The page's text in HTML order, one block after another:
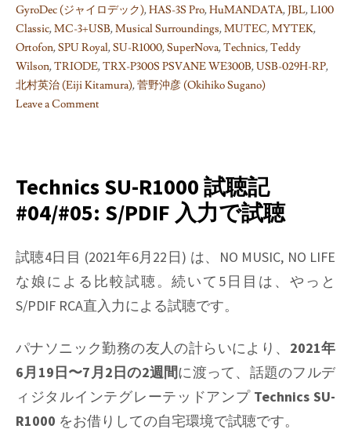
GyroDec (ジャイロデック),HAS-3S Pro,HuMANDATA,JBL,L100
Classic,MC-3+USB,Musical Surroundings,MUTEC,MYTEK,
Ortofon,SPU Royal,SU-R1000,SuperNova,Technics,Teddy
Wilson,TRIODE,TRX-P300S PSVANE WE300B,USB-029H-RP,
北村英治 (Eiji Kitamura),菅野沖彦 (Okihiko Sugano)
Leave a Comment
R1000
試
聴
#06:
外
部
フ
ノ
イ
で
レ
Technics SU-R1000 試聴記
#04/#05: S/PDIF 入力で試聴
試聴4日目 (2021年6月22日) は、NO MUSIC, NO LIFE
な娘による比較試聴。続いて5日目は、やっと
S/PDIF RCA直入力による試聴です。
パナソニック勤務の友人の計らいにより、 2021年
6月19日〜7月2日の2週間に渡って、話題のフルデ
ィジタルインテグレーテッドアンプ Technics SU-
R1000 をお借りしての自宅環境で試聴です。